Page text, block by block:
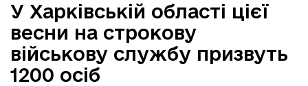
У Харківській області цієї
весни на строкову
військову службу призвуть
1200 осіб